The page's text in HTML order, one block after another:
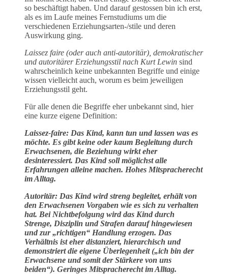
so beschäftigt haben. Und darauf gestossen bin ich erst,
als es im Laufe meines Fernstudiums um die
verschiedenen Erziehungsarten-/stile und deren
Auswirkung ging.
Laissez faire (oder auch anti-autoritär), demokratischer
und autoritärer Erziehungsstil nach Kurt Lewin sind
wahrscheinlich keine unbekannten Begriffe und einige
wissen vielleicht auch, worum es beim jeweiligen
Erziehungsstil geht.
Für alle denen die Begriffe eher unbekannt sind, hier
eine kurze eigene Definition:
Laissez-faire: Das Kind, kann tun und lassen was es
möchte. Es gibt keine oder kaum Begleitung durch
Erwachsenen, die Beziehung wirkt eher
desinteressiert. Das Kind soll möglichst alle
Erfahrungen alleine machen. Hohes Mitspracherecht
im Alltag.
Autoritär: Das Kind wird streng begleitet, erhält von
den Erwachsenen Vorgaben wie es sich zu verhalten
hat. Bei Nichtbefolgung wird das Kind durch
Strenge, Disziplin und Strafen darauf hingewiesen
und zur „richtigen“ Handlung erzogen. Das
Verhältnis ist eher distanziert, hierarchisch und
demonstriert die eigene Überlegenheit („ich bin der
Erwachsene und somit der Stärkere von uns
beiden“). Geringes Mitspracherecht im Alltag.